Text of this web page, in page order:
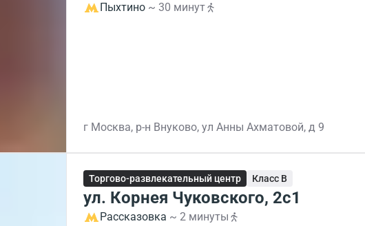
Пыхтино ~ 30 минут
г Москва, р-н Внуково, ул Анны Ахматовой, д 9
Торгово-развлекательный центр Класс B
ул. Корнея Чуковского, 2с1
Рассказовка ~ 2 минуты